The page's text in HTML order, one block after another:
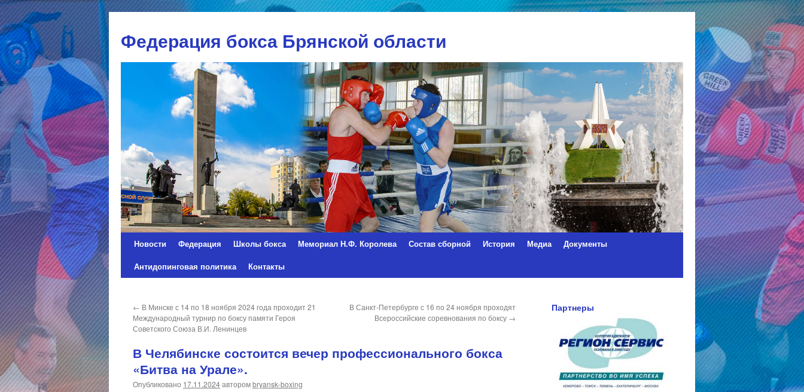
Федерация бокса Брянской области
Перейти
Новости Федерация Школы бокса Мемориал Н.Ф. Королева Состав сборной История Медиа
Документы
Антидопинговая политика
Контакты
← В Минске с 14 по 18 ноября 2024 года проходит 21
Международный турнир по боксу памяти Героя
Советского Союза В.И. Ленинцев
В Санкт-Петербурге с 16 по 24 ноября проходят
Всероссийские соревнования по боксу →
В Челябинске состоится вечер профессионального бокса
«Битва на Урале».
Опубликовано 17.11.2024авторомbryansk-boxing
Партнеры